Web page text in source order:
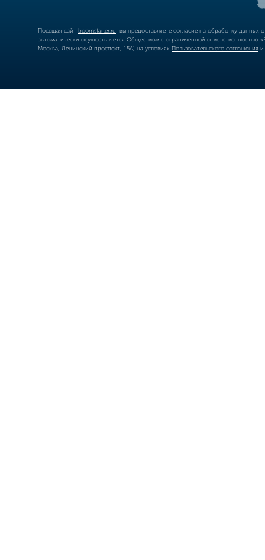
Посещая сайт boomstarter.ru , вы предоставляете согласие на обработку
автоматически осуществляется Обществом с ограниченной
Москва, Ленинский проспект, 15А) на условиях Пользовательского соглашения и